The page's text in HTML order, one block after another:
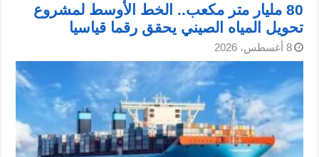
80 مليار متر مكعب.. الخط الأوسط لمشروع
تحويل المياه الصيني يحقق رقما قياسيا
8 أغسطس، 2026